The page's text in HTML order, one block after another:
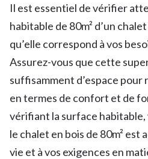
Il est essentiel de vérifier
habitable de 80m² d’un
qu’elle correspond à vos
Assurez-vous que cette
suffisamment d’espace
en termes de confort et de
vérifiant la surface habitable,
le chalet en bois de 80m² est
vie et à vos exigences en